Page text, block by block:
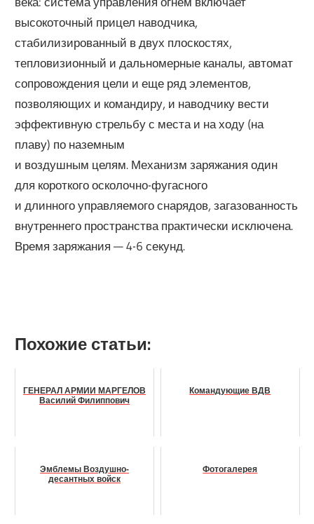
высокоточный прицел наводчика,
стабилизированный в двух плоскостях,
тепловизионный и дальномерные каналы, автомат
сопровождения цели и еще ряд элементов,
позволяющих и командиру, и наводчику вести
эффективную стрельбу с места и на ходу (на
плаву) по наземным
и воздушным целям. Механизм заряжания один
для короткого осколочно-фугасного
и длинного управляемого снарядов, загазованность
внутреннего пространства практически исключена.
Время заряжания — 4-6 секунд.
Похожие статьи:
ГЕНЕРАЛ АРМИИ МАРГЕЛОВ
Василий Филиппович
Командующие ВДВ
Эмблемы Воздушно-
десантных войск
Фотогалерея